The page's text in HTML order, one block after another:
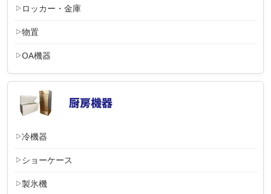
ロッカー・金庫
物置
OA機器
冷機器
ショーケース
製氷機